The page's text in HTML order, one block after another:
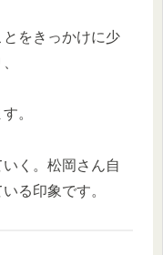
をきっかけに少
。
く。松岡さん自
る印象です。